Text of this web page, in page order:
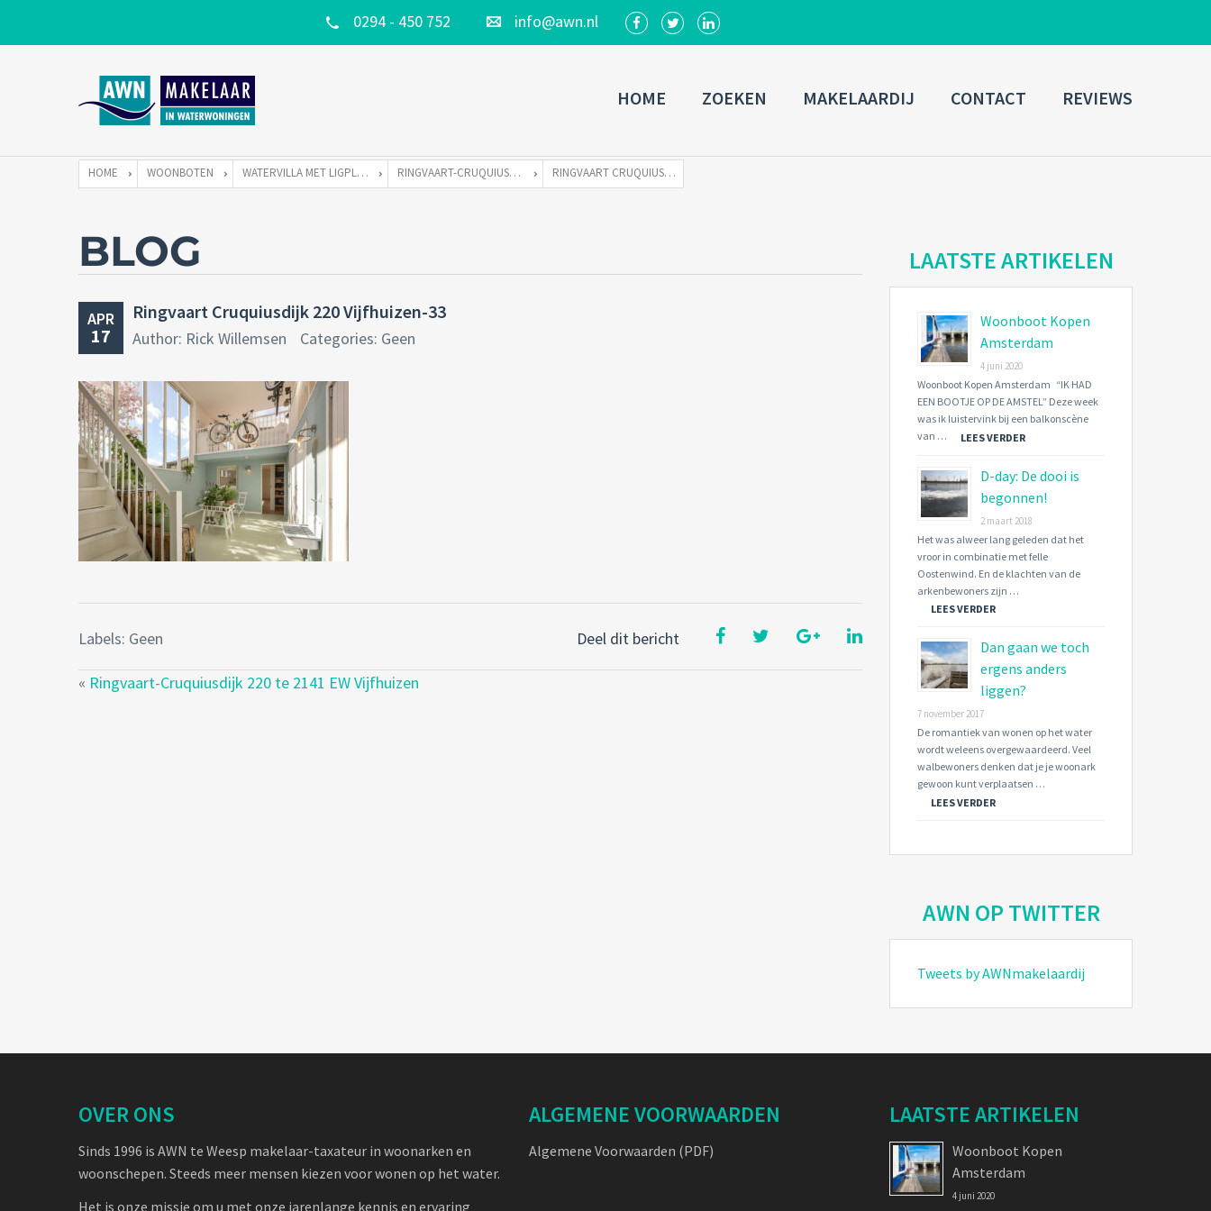
0294 - 450 752 info@awn.nl
Username
Connect with:
Forgot
password? SIGN IN
Remember me
HOME ZOEKEN MAKELAARDIJ CONTACT REVIEWS
HOME WOONBOTEN WATERVILLA MET LIGPLAATS RINGVAART-CRUQUIUSDIJK 220 TE 2141 EW VIJFHUIZEN RINGVAART CRUQUIUSDIJK 220 VIJFHUIZEN-33
BLOG
APR
17
Ringvaart Cruquiusdijk 220 Vijfhuizen-33
Author: Rick Willemsen Categories: Geen
Deel dit bericht
Labels: Geen
« Ringvaart-Cruquiusdijk 220 te 2141 EW Vijfhuizen
LAATSTE ARTIKELEN
Woonboot Kopen
Amsterdam
4 juni 2020
Woonboot Kopen Amsterdam “IK HAD
EEN BOOTJE OP DE AMSTEL” Deze week
was ik luistervink bij een balkonscène
van …
LEES VERDER
D-day: De dooi is
begonnen!
2 maart 2018
Het was alweer lang geleden dat het
vroor in combinatie met felle
Oostenwind. En de klachten van de
arkenbewoners zijn …
LEES VERDER
Dan gaan we toch
ergens anders
liggen?
7 november 2017
De romantiek van wonen op het water
wordt weleens overgewaardeerd. Veel
walbewoners denken dat je je woonark
gewoon kunt verplaatsen …
LEES VERDER
AWN OP TWITTER
Tweets by AWNmakelaardij
OVER ONS
Sinds 1996 is AWN te Weesp makelaar-taxateur in woonarken en
woonschepen. Steeds meer mensen kiezen voor wonen op het water.
Het is onze missie om u met onze jarenlange kennis en ervaring
ALGEMENE VOORWAARDEN
Algemene Voorwaarden (PDF)
LAATSTE ARTIKELEN
Woonboot Kopen
Amsterdam
4 juni 2020